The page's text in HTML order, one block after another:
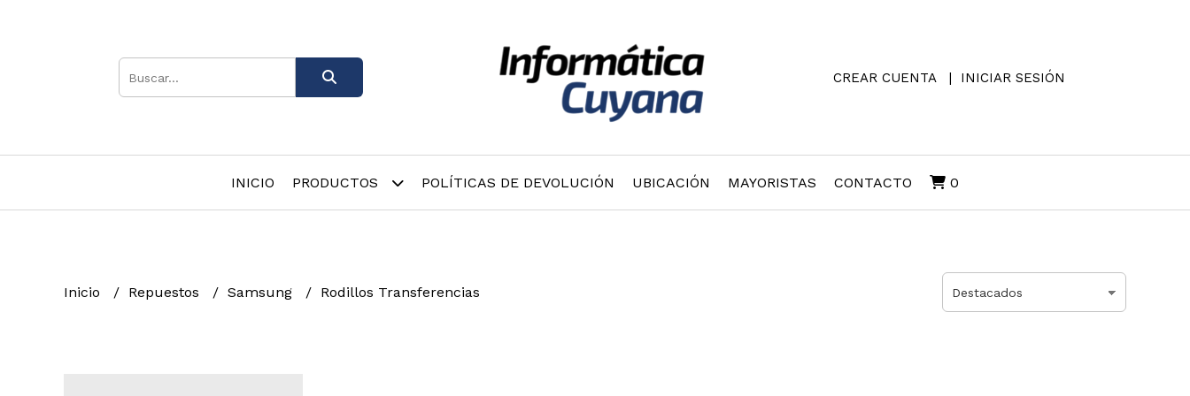
CREAR CUENTA INICIAR SESIÓN
INICIO PRODUCTOS POLÍTICAS DE DEVOLUCIÓN UBICACIÓN MAYORISTAS CONTACTO 0
Inicio Repuestos Samsung Rodillos Transferencias